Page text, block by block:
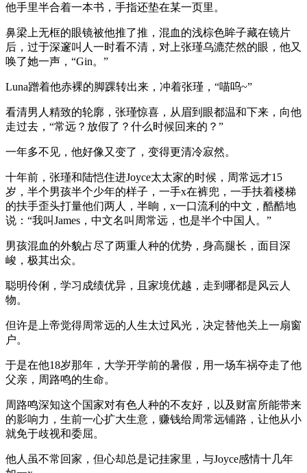
他手里半合着一本书，手指还垫在某一页里。
鼻梁上无框的眼镜被他推了推，混血的浅棕色眸子藏在镜片
后，过于深邃叫人一时看不清，对上张瑾乌漉茫然的眼，他又
唤了她一声，“Gin。”
Luna蹭着他赤裸的脚踝转出来，冲着张瑾，“喵呜~”
看清男人精致的轮廓，张瑾惊喜，从眉到眼都温和下来，向他
走过去，“常远？放假了？什么时候回来的？”
一年多不见，他好像又变了，变得更清冷寂然。
十年前，张瑾和陆恺住进Joyce太太家的时候，周常远才15
岁，半个男孩半个少年的样子，一手x在裤兜，一手扶着楼梯
的扶手歪头打量他们两人，半晌，x一口流利的中文，酷酷地
说：“我叫James，中文名叫周常远，也是半个中国人。”
男孩混血的外貌占尽了两重人种的优势，身高腿长，面目深
峻，极其出众。
聪明伶俐，学习成绩优异，且家境优越，走到哪都是风云人
物。
但许是上帝觉得周常远的人生太过风光，决定替他关上一扇窗
户。
于是在他18岁那年，大学开学前的暑假，用一场车祸夺走了他
父亲，周路鸣的生命。
周路鸣深知这个国家对有色人种的不友好，以及财富所能带来
的影响力，生前一心扩大生意，赚钱给周常远铺路，让他从小
就免于歧视和委屈。
他人虽不常回家，但心却总是记挂家里，与Joyce感情十几年